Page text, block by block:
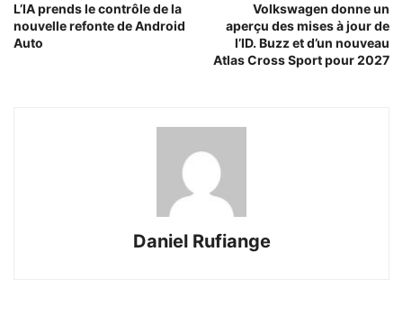
L’IA prends le contrôle de la
nouvelle refonte de Android
Auto
Volkswagen donne un
aperçu des mises à jour de
l’ID. Buzz et d’un nouveau
Atlas Cross Sport pour 2027
Daniel Rufiange